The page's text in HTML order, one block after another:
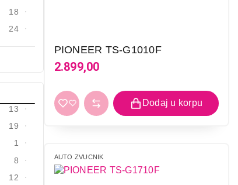
18
24
22
13
19
1
8
12
PIONEER TS-G1010F
2.899,00
AUTO ZVUCNIK